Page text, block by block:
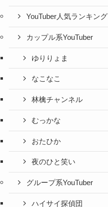
YouTuber人気ランキング
カップル系YouTuber
ゆりりょま
なこなこ
林檎チャンネル
むっかな
おたひか
夜のひと笑い
グループ系YouTuber
ハイサイ探偵団